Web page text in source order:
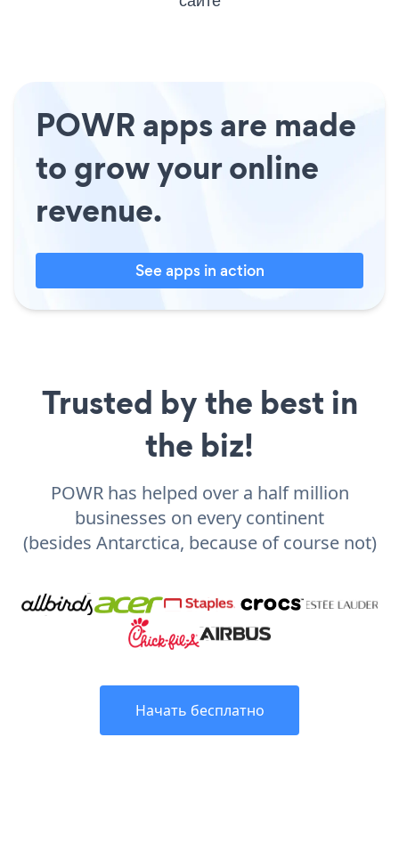
POWR apps are made
to grow your online
revenue.
See apps in action
Trusted by the best in
the biz!
POWR has helped over a half million
businesses on every continent
(besides Antarctica, because of course not)
Начать бесплатно